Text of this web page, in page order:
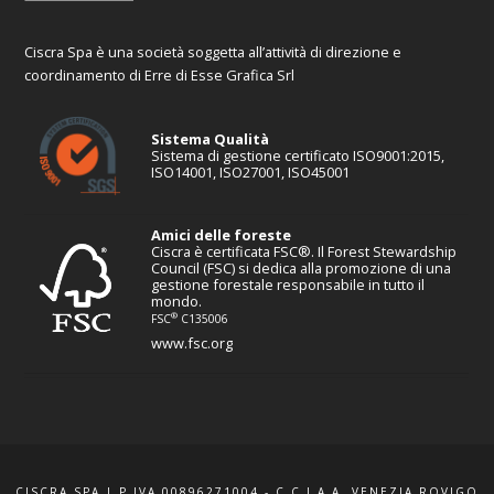
Ciscra Spa è una società soggetta all’attività di direzione e
coordinamento di Erre di Esse Grafica Srl
Sistema Qualità
Sistema di gestione certificato ISO9001:2015,
ISO14001, ISO27001, ISO45001
Amici delle foreste
Ciscra è certificata FSC®. Il Forest Stewardship
Council (FSC) si dedica alla promozione di una
gestione forestale responsabile in tutto il
mondo.
FSC® C135006
www.fsc.org